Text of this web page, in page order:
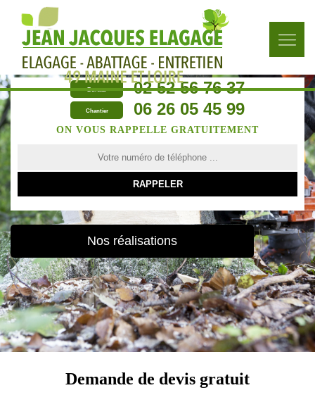
Bureau 02 52 56 76 37
Chantier 06 26 05 45 99
ON VOUS RAPPELLE GRATUITEMENT
Nos réalisations
Demande de devis gratuit